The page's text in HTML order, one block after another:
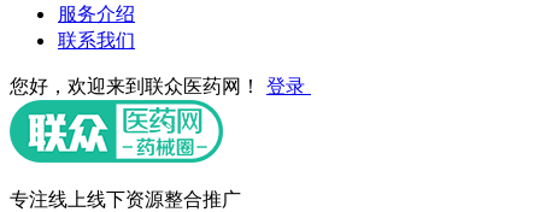
服务介绍
联系我们
您好，欢迎来到联众医药网！ 登录
专注线上线下资源整合推广